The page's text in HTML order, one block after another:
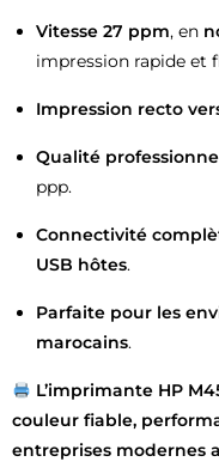
Vitesse 27 ppm, en
impression rapide et
Impression recto
Qualité
ppp.
Connectivité
USB hôtes.
Parfaite pour les
marocains.
L’imprimante HP
couleur fiable,
entreprises modernes